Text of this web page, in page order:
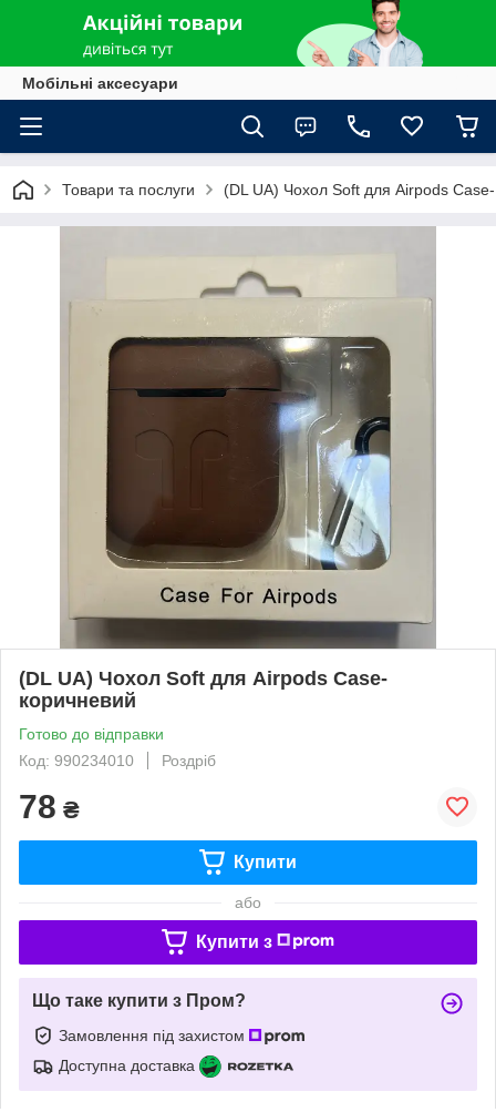
Мобільні аксесуари
Товари та послуги (DL UA) Чохол Soft для Airpods
(DL UA) Чохол Soft для Airpods Case-
коричневий
Готово до відправки
Код: 990234010
Роздріб
78 ₴
Купити
або
Купити з
Що таке купити з Пром?
Замовлення під захистом
Доступна доставка